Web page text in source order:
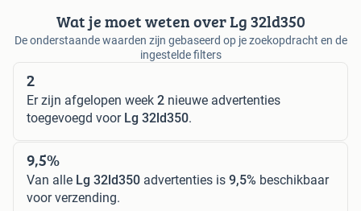
Wat je moet weten over Lg 32ld350
De onderstaande waarden zijn gebaseerd op je zoekopdracht en de
ingestelde filters
2
Er zijn afgelopen week 2 nieuwe advertenties
toegevoegd voor Lg 32ld350.
9,5%
Van alle Lg 32ld350 advertenties is 9,5% beschikbaar
voor verzending.